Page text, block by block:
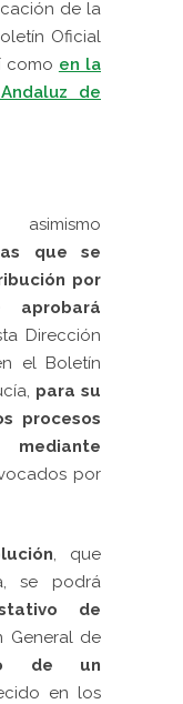
de la
Oficial
como en la
de
que se
por
aprobará
Dirección
el Boletín
para su
procesos
mediante
por
, que
se podrá
de
General de
de un
en los